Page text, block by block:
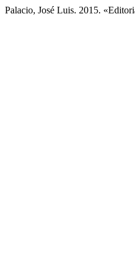
Palacio, José Luis. 2015.